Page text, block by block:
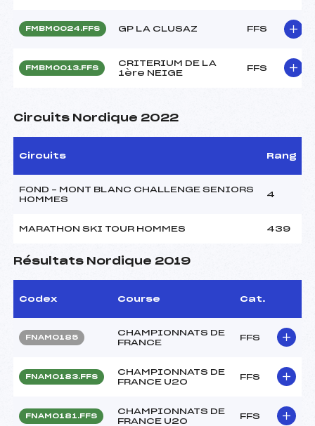
FMBM0024.FFS GP LA CLUSAZ FFS
FMBM0013.FFS
CRITERIUM DE LA
1ère NEIGE
FFS
Circuits Nordique 2022
Circuits Rang
FOND – MONT BLANC CHALLENGE SENIORS
HOMMES
4
MARATHON SKI TOUR HOMMES 439
Résultats Nordique 2019
Codex Course Cat.
FNAM0185
CHAMPIONNATS DE
FRANCE
FFS
FNAM0183.FFS
CHAMPIONNATS DE
FRANCE U20
FFS
FNAM0181.FFS
CHAMPIONNATS DE
FRANCE U20
FFS